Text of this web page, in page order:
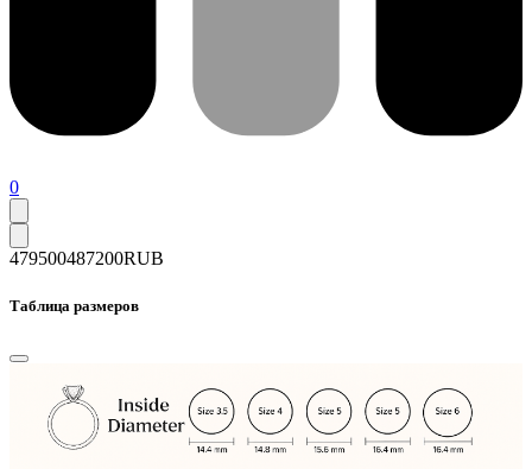
0
479500487200RUB
Таблица размеров